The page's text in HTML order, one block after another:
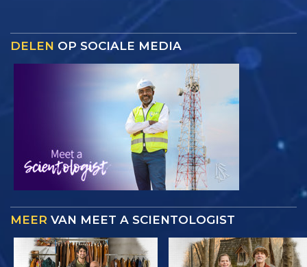
DELEN OP SOCIALE MEDIA
MEER VAN MEET A SCIENTOLOGIST